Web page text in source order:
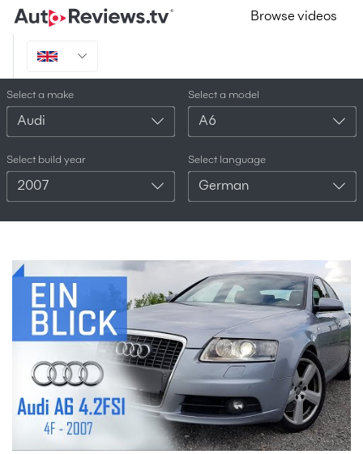
Browse videos
Select a make
Audi
Select a model
A6
Select build year
2007
Select language
German